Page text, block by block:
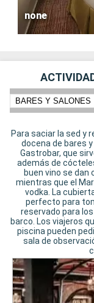
none
BARES Y SALONES
Para saciar la sed y
docena de bares
Gastrobar, que
además de
buen vino se dan
mientras que el
vodka. La
perfecto para
reservado para
barco. Los viajeros
piscina pueden
sala de